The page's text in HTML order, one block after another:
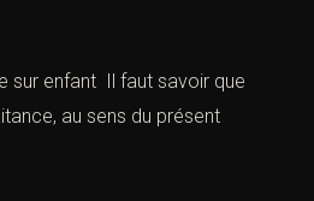
sur enfant Il faut savoir que
au sens du présent